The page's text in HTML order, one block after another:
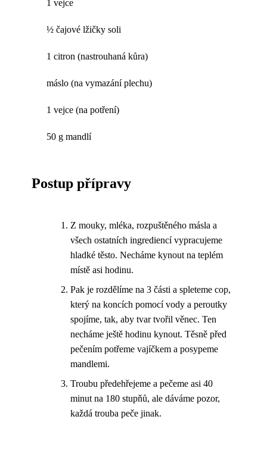
1 vejce
½ čajové lžičky soli
1 citron (nastrouhaná kůra)
máslo (na vymazání plechu)
1 vejce (na potření)
50 g mandlí
Postup přípravy
Z mouky, mléka, rozpuštěného másla a
všech ostatních ingrediencí vypracujeme
hladké těsto. Necháme kynout na teplém
místě asi hodinu.
Pak je rozdělíme na 3 části a spleteme cop,
který na koncích pomocí vody a peroutky
spojíme, tak, aby tvar tvořil věnec. Ten
necháme ještě hodinu kynout. Těsně před
pečením potřeme vajíčkem a posypeme
mandlemi.
Troubu předehřejeme a pečeme asi 40
minut na 180 stupňů, ale dáváme pozor,
každá trouba peče jinak.